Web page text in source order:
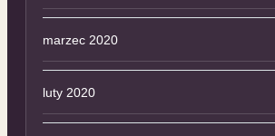
marzec 2020
luty 2020